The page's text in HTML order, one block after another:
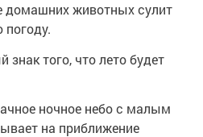
домашних животных сулит
погоду.
того, что лето будет
ночное небо с малым
на приближение